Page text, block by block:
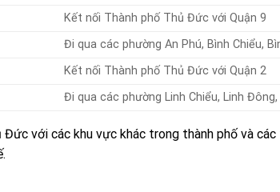
Kết nối Thành phố Thủ Đức với Quận 9
Đi qua các phường An Phú, Bình Chiểu,
Kết nối Thành phố Thủ Đức với Quận 2
Đi qua các phường Linh Chiểu, Linh Đông,
với các khu vực khác trong thành phố và